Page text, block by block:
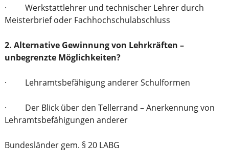
· Werkstattlehrer und technischer Lehrer durch
Meisterbrief oder Fachhochschulabschluss
2. Alternative Gewinnung von Lehrkräften –
unbegrenzte Möglichkeiten?
· Lehramtsbefähigung anderer Schulformen
· Der Blick über den Tellerrand – Anerkennung von
Lehramtsbefähigungen anderer
Bundesländer gem. § 20 LABG